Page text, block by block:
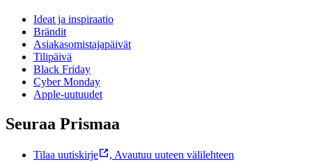
Ideat ja inspiraatio
Brändit
Asiakasomistajapäivät
Tilipäivä
Black Friday
Cyber Monday
Apple-uutuudet
Seuraa Prismaa
Tilaa uutiskirje , Avautuu uuteen välilehteen